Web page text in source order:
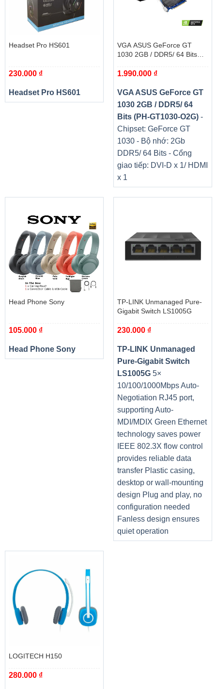
Thiết kế hiện đại đậm chất gaming, dòng sản phẩm ED với
màn hình cong gaming ACER ED322QR có thiết kế tràn
viền với chỉ số cong hoàn hảo 1800R chân đế hình bán
nguyệt cứng cáp, hầm hố, nhưng không kém phần sang
của bạn.
ACER
ED322QRP FHD 144Hz
UM.JE2SS.P01
Gaming
THÔNG SỐ CHI TIẾT
Kích thước hiển thị
Tỉ lệ màn hình
Độ phân giải
Tần số quét
Tấm nền
Thời gian phản hồi
Headset Pro HS601
230.000 ₫
Headset Pro HS601
VGA ASUS GeForce GT
1030 2GB / DDR5/ 64 Bits
1.990.000 ₫
VGA ASUS GeForce GT
1030 2GB / DDR5/ 64
Bits (PH-GT1030-O2G)-
Chipset: GeForce GT
1030 - Bộ nhớ: 2Gb
DDR5/ 64 Bits - Cổng
giao tiếp: DVI-D x 1/ HDMI
x 1
Head Phone Sony
105.000 ₫
Head Phone Sony
TP-LINK Unmanaged Pure-
Gigabit Switch LS1005G
230.000 ₫
TP-LINK Unmanaged
Pure-Gigabit Switch
LS1005G5×
10/100/1000Mbps Auto-
Negotiation RJ45 port,
supporting Auto-
MDI/MDIX Green Ethernet
technology saves power
IEEE 802.3X flow control
provides reliable data
transfer Plastic casing,
desktop or wall-mounting
design Plug and play, no
configuration needed
Fanless design ensures
quiet operation
LOGITECH H150
280.000 ₫